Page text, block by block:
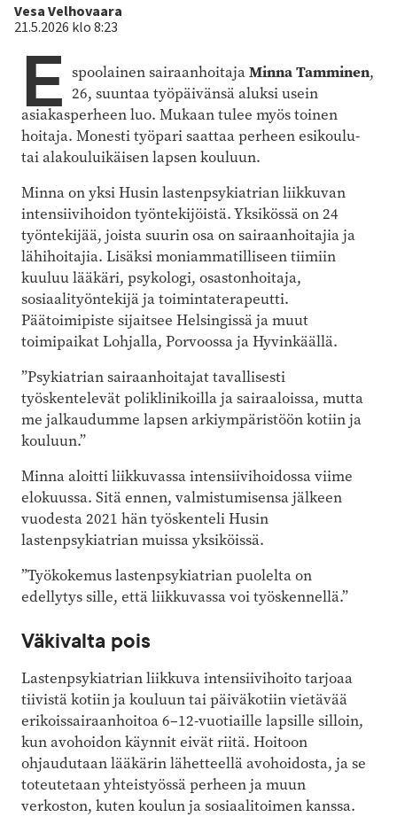
Kirjoittaja
Vesa Velhovaara
21.5.2026 klo 8:23
E spoolainen sairaanhoitajaMinna Tamminen,
26, suuntaa työpäivänsä aluksi usein
asiakasperheen luo. Mukaan tulee myös toinen
hoitaja. Monesti työpari saattaa perheen esikoulu-
tai alakouluikäisen lapsen kouluun.
Minna on yksi Husin lastenpsykiatrian liikkuvan
intensiivihoidon työntekijöistä. Yksikössä on 24
työntekijää, joista suurin osa on sairaanhoitajia ja
lähihoitajia. Lisäksi moniammatilliseen tiimiin
kuuluu lääkäri, psykologi, osastonhoitaja,
sosiaalityöntekijä ja toimintaterapeutti.
Päätoimipiste sijaitsee Helsingissä ja muut
toimipaikat Lohjalla, Porvoossa ja Hyvinkäällä.
”Psykiatrian sairaanhoitajat tavallisesti
työskentelevät poliklinikoilla ja sairaaloissa, mutta
me jalkaudumme lapsen arkiympäristöön kotiin ja
kouluun.”
Minna aloitti liikkuvassa intensiivihoidossa viime
elokuussa. Sitä ennen, valmistumisensa jälkeen
vuodesta 2021 hän työskenteli Husin
lastenpsykiatrian muissa yksiköissä.
”Työkokemus lastenpsykiatrian puolelta on
edellytys sille, että liikkuvassa voi työskennellä.”
Väkivalta pois
Lastenpsykiatrian liikkuva intensiivihoito tarjoaa
tiivistä kotiin ja kouluun tai päiväkotiin vietävää
erikoissairaanhoitoa 6–12-vuotiaille lapsille silloin,
kun avohoidon käynnit eivät riitä. Hoitoon
ohjaudutaan lääkärin lähetteellä avohoidosta, ja se
toteutetaan yhteistyössä perheen ja muun
verkoston, kuten koulun ja sosiaalitoimen kanssa.